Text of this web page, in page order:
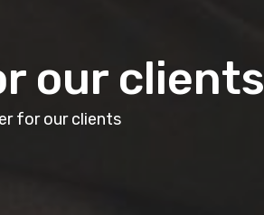
our clients
for our clients